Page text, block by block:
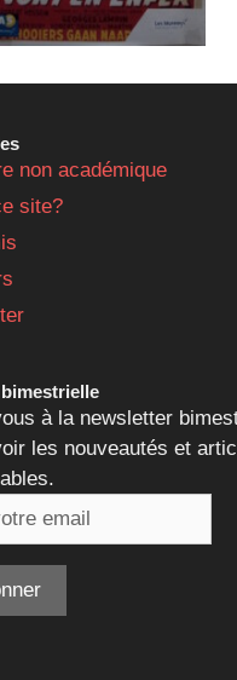
non académique
site?
à la newsletter
les nouveautés et